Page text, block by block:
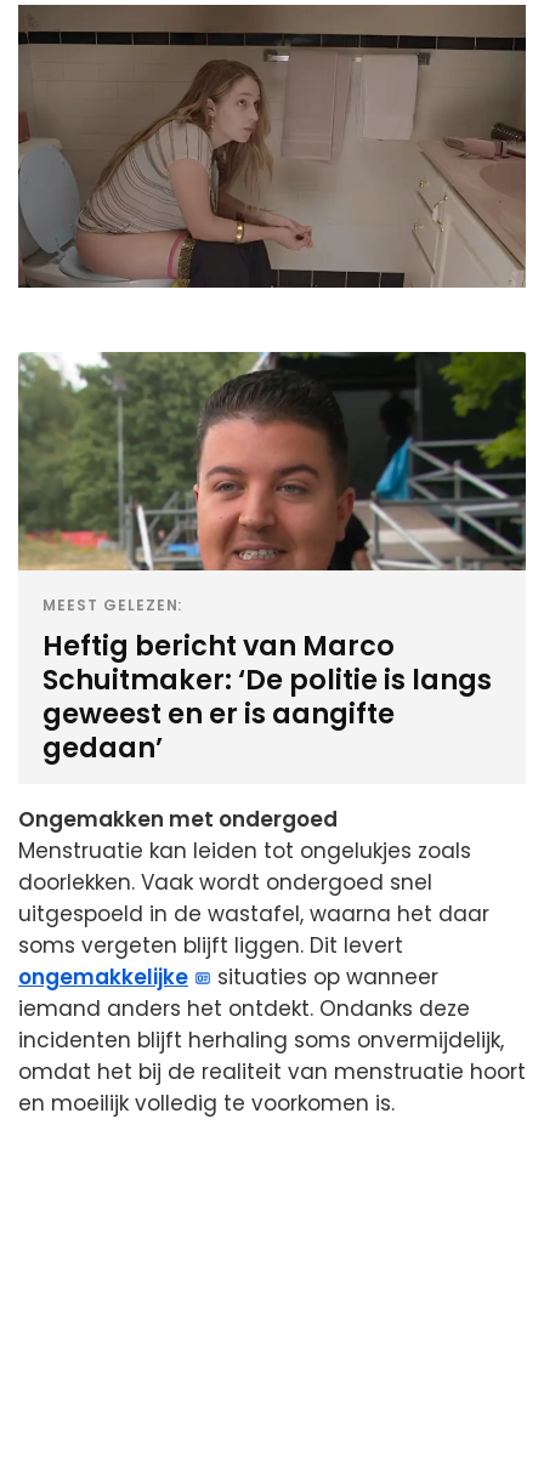
MEEST GELEZEN:
Heftig bericht van Marco
Schuitmaker: ‘De politie is langs
geweest en er is aangifte
gedaan’
Ongemakken met ondergoed
Menstruatie kan leiden tot ongelukjes zoals
doorlekken. Vaak wordt ondergoed snel
uitgespoeld in de wastafel, waarna het daar
soms vergeten blijft liggen. Dit levert
ongemakkelijke
situaties op wanneer
iemand anders het ontdekt. Ondanks deze
incidenten blijft herhaling soms onvermijdelijk,
omdat het bij de realiteit van menstruatie hoort
en moeilijk volledig te voorkomen is.